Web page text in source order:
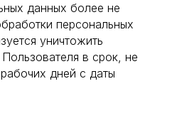
данных более не
персональных
уничтожить
в срок, не
дней с даты